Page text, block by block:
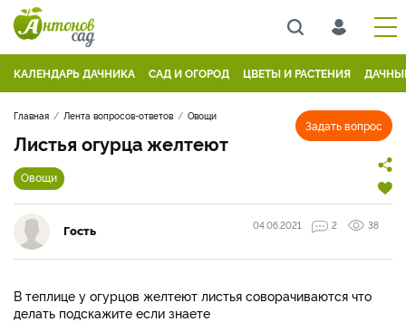
КАЛЕНДАРЬ ДАЧНИКА САД И ОГОРОД ЦВЕТЫ И РАСТЕНИЯ
Задать вопрос
Главная Лента вопросов-ответов Овощи
Листья огурца желтеют
Овощи
Гость 04.06.2021 2 38
В теплице у огурцов желтеют листья соворачиваются что
делать подскажите если знаете